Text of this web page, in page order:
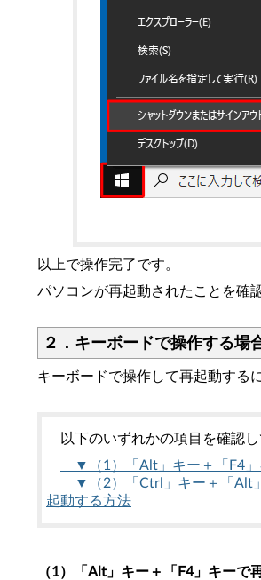
以上で操作完了です。
パソコンが再起動されたことを確
２． キーボードで操作する場
キーボードで操作して再起動する
以下のいずれかの項目を確認し
▼（1）「Alt」キー＋「F4」
▼（2）「Ctrl」キー＋「Alt
起動する方法
（1）「Alt」キー＋「F4」キーで